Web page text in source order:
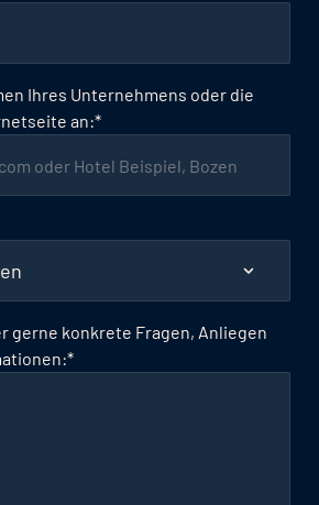
Ihres Unternehmens oder die
an:*
gerne konkrete Fragen, Anliegen
*